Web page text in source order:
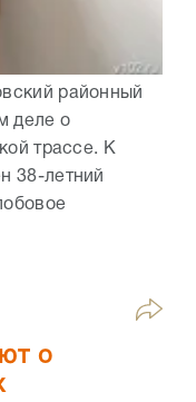
районный
деле о
трассе. К
38-летний
о